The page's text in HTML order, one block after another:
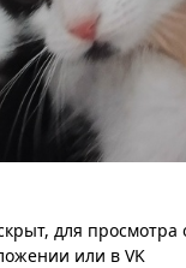
для просмотра
или в VK